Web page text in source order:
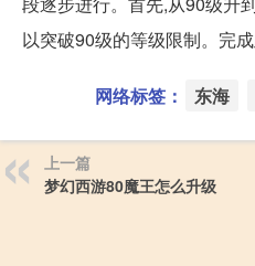
以突破90级的等级限制。完成
网络标签： 东海
上一篇
梦幻西游80魔王怎么升级